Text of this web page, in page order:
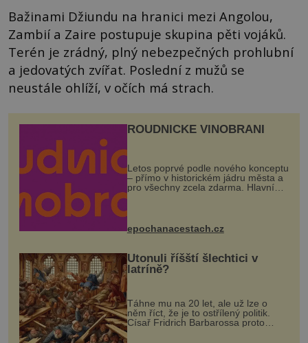
Bažinami Džiundu na hranici mezi Angolou,
Zambií a Zaire postupuje skupina pěti vojáků.
Terén je zrádný, plný nebezpečných prohlubní
a jedovatých zvířat. Poslední z mužů se
neustále ohlíží, v očích má strach.
ROUDNICKÉ VINOBRANÍ
Letos poprvé podle nového konceptu
– přímo v historickém jádru města a
pro všechny zcela zdarma. Hlavní
program se odehraje na Karlově a
mohou těšit na víno, burčák, pes...
epochanacestach.cz
Utonuli říšští šlechtici v
latríně?
Táhne mu na 20 let, ale už lze o
něm říct, že je to ostřílený politik.
Císař Fridrich Barbarossa proto
posílá svého syna a dědice Jindřicha